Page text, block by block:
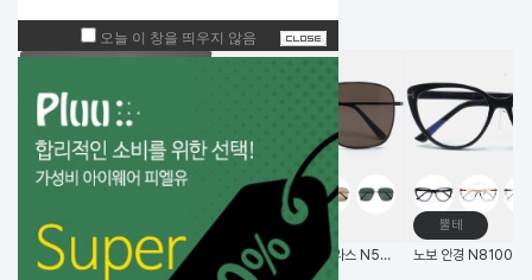
고글
비츠로만 14G초경량 편광 변색 스포츠고글 (한국생산) 노보 선글라스 N5006 58사이즈 메탈 사각 선글라스
뿔테